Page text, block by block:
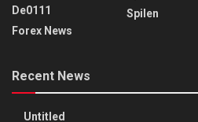
De0111
Forex News
Spilen
Recent News
Untitled